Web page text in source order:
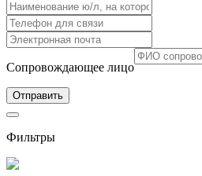
Сопровождающее лицо
Фильтры